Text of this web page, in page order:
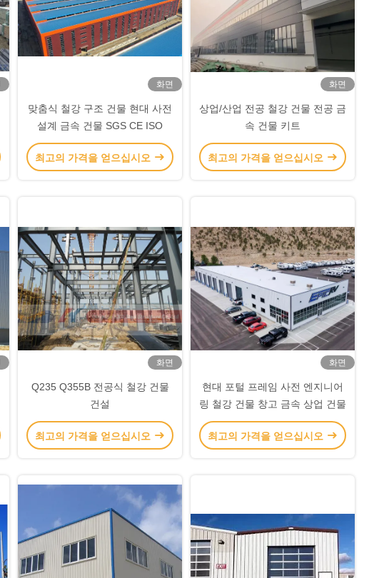
화면
맞춤식 철강 구조 건물 현대 사전
설계 금속 건물 SGS CE ISO
최고의 가격을 얻으십시오
화면
상업/산업 전공 철강 건물 전공 금
속 건물 키트
최고의 가격을 얻으십시오
화면
Q235 Q355B 전공식 철강 건물
건설
최고의 가격을 얻으십시오
화면
현대 포털 프레임 사전 엔지니어
링 철강 건물 창고 금속 상업 건물
최고의 가격을 얻으십시오